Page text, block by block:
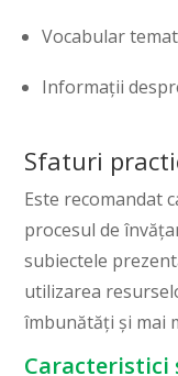
Vocabular
Informații
Sfaturi
Este recomandat
procesul de
subiectele
utilizarea
îmbunătăți și mai
Caracteristici